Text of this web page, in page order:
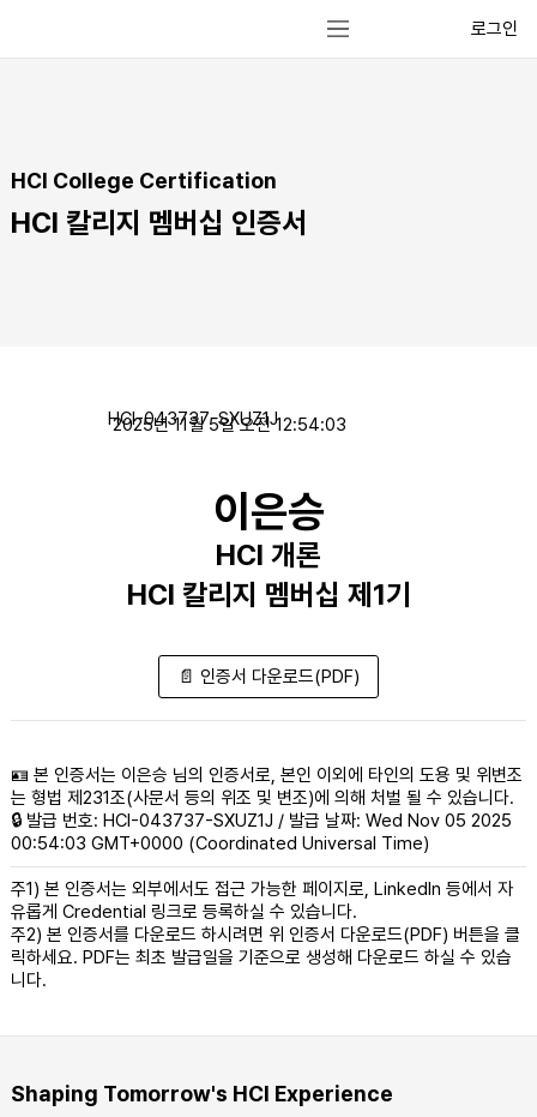
로그인
HCI College Certification
HCI 칼리지 멤버십 인증서
이은승
HCI 개론
HCI 칼리지 멤버십 제1기
HCI-043737-SXUZ1J
2025년 11월 5일 오전 12:54:03
📄 인증서 다운로드(PDF)
🪪 본 인증서는 이은승 님의 인증서로, 본인 이외에 타인의 도용 및 위변조
는 형법 제231조(사문서 등의 위조 및 변조)에 의해 처벌 될 수 있습니다.
🔒 발급 번호: HCI-043737-SXUZ1J / 발급 날짜: Wed Nov 05 2025
00:54:03 GMT+0000 (Coordinated Universal Time)
주1) 본 인증서는 외부에서도 접근 가능한 페이지로, LinkedIn 등에서 자
유롭게 Credential 링크로 등록하실 수 있습니다.
주2) 본 인증서를 다운로드 하시려면 위 인증서 다운로드(PDF) 버튼을 클
릭하세요. PDF는 최초 발급일을 기준으로 생성해 다운로드 하실 수 있습
니다.
Shaping Tomorrow's HCI Experience